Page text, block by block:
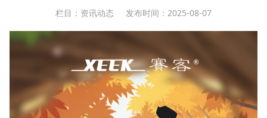
栏目：资讯动态 发布时间：2025-08-07